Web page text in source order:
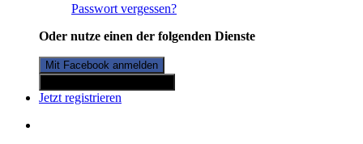
Passwort vergessen?
Oder nutze einen der folgenden Dienste
Mit Facebook anmelden
Jetzt registrieren